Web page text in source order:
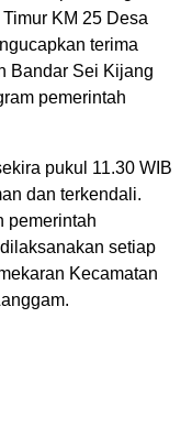
KM 25 Desa
terima
Bandar Sei Kijang
pemerintah
pukul 11.30 WIB
dan terkendali.
pemerintah
setiap
Kecamatan